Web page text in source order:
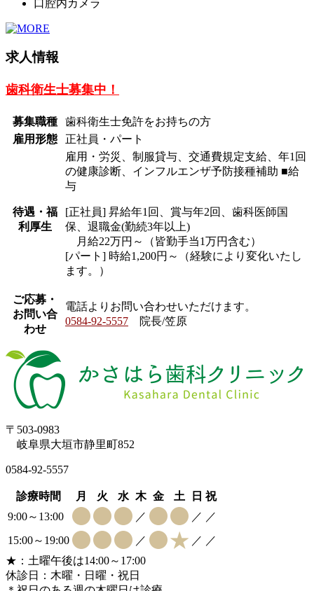
口腔内カメラ
求人情報
歯科衛生士募集中！
募集職種
歯科衛生士免許をお持ちの方
雇用形態
正社員・パート
待遇・福
利厚生
雇用・労災、制服貸与、交通費規定支給、年1回
の健康診断、インフルエンザ予防接種補助 ■給
与
[正社員] 昇給年1回、賞与年2回、歯科医師国
保、退職金(勤続3年以上)
月給22万円～（皆勤手当1万円含む）
[パート] 時給1,200円～（経験により変化いたし
ます。）
ご応募・
お問い合
わせ
電話よりお問い合わせいただけます。
0584-92-5557 院長/笠原
〒503-0983
岐阜県大垣市静里町852
0584-92-5557
診療時間 月 火 水 木 金 土 日 祝
9:00～13:00
／ ／ ／
15:00～19:00
／ ／ ／
★：土曜午後は14:00～17:00
休診日：木曜・日曜・祝日